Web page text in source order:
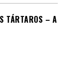
TÁRTAROS – A